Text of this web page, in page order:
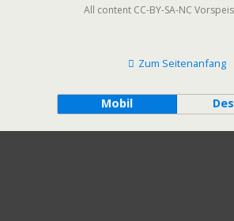
All content CC-BY-SA-NC
Zum Seitenanfang
Mobil